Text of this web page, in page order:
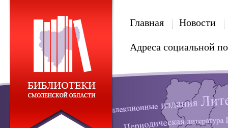
Главная Новости
Адреса социальной